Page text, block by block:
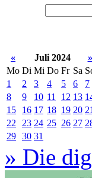
« Juli 2024
»
Mo Di Mi Do Fr Sa
1
2 3 4 5 6
7
8
9 10 11 12 13
15
16 17 18 19 20 21
22
23 24 25 26 27
29 30 31
» Die